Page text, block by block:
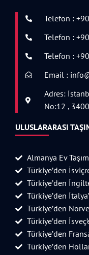
Telefon :
Telefon :
Telefon :
Email :
Adres:
No:12 ,
ULUSLARARASI
Almanya Ev
Türkiye’den
Türkiye’den
Türkiye’den
Türkiye’den
Türkiye’den
Türkiye’den
Türkiye’den